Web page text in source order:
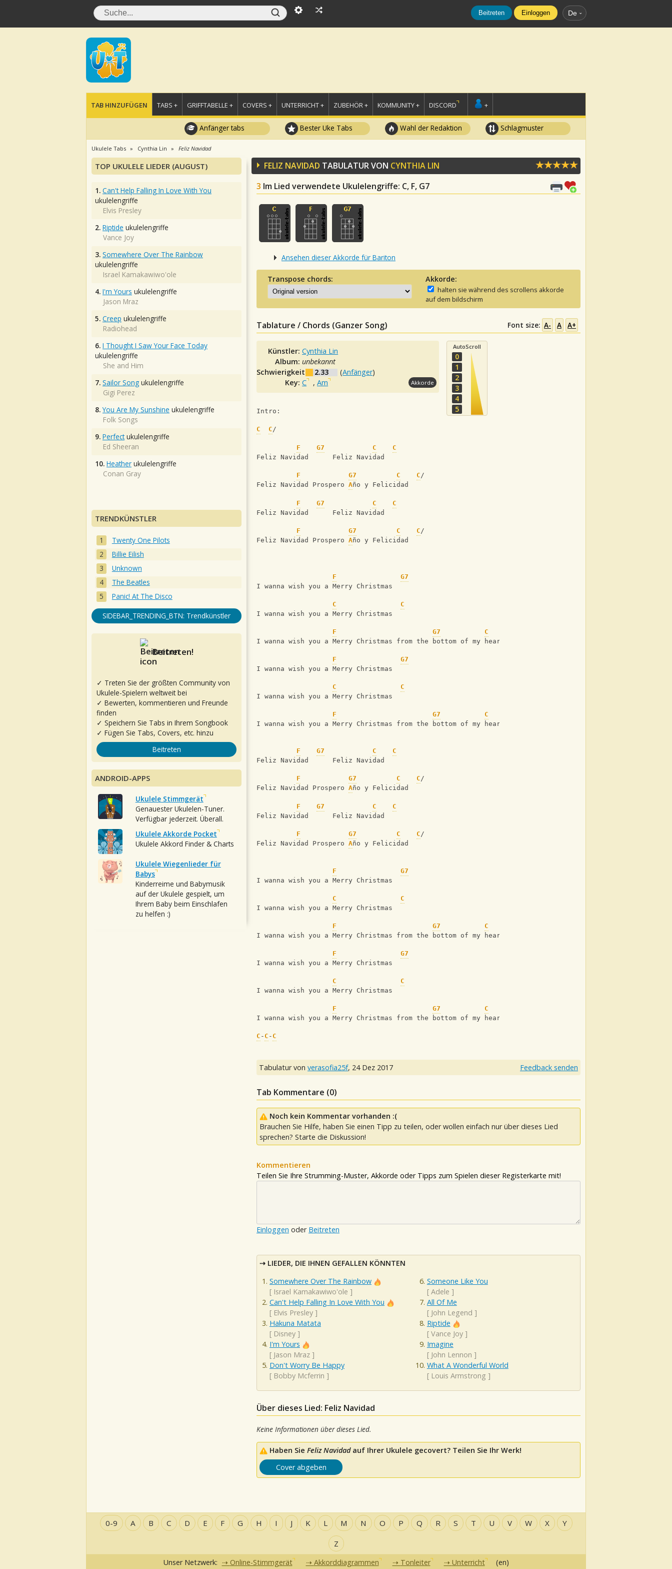
Beitreten Einloggen De
TAB HINZUFÜGEN TABS + GRIFFTABELLE + COVERS + UNTERRICHT + ZUBEHÖR + KOMMUNITY + DISCORD +
Anfänger tabs Bester Uke Tabs Wahl der Redaktion Schlagmuster
Ukulele Tabs Cynthia Lin Feliz Navidad
FELIZ NAVIDAD TABULATUR VON CYNTHIA LIN
3 Im Lied verwendete Ukulelengriffe: C, F, G7
Ansehen dieser Akkorde für Bariton
Transpose chords: Akkorde:
halten sie während des scrollens akkorde
auf dem bildschirm
Tablature / Chords (Ganzer Song) Font size: A- A A+
Künstler:Cynthia Lin
Album:unbekannt
Schwierigkeit:
2.33 (Anfänger)
Key:C ,Am Akkorde
AutoScroll
0
1
2
3
4
5
Intro:
C C/
F G7 C
C
Feliz Navidad      Feliz Navidad
F G7 C C/
Feliz Navidad Prospero Año y Felicidad
F G7 C
C
Feliz Navidad      Feliz Navidad
F G7 C C/
Feliz Navidad Prospero Año y Felicidad
F
G7
I wanna wish you a Merry Christmas
C
C
I wanna wish you a Merry Christmas
F G7 C
I wanna wish you a Merry Christmas from the bottom of my heart
F
G7
I wanna wish you a Merry Christmas
C
C
I wanna wish you a Merry Christmas
F G7 C
I wanna wish you a Merry Christmas from the bottom of my heart
F G7 C
C
Feliz Navidad      Feliz Navidad
F G7 C C/
Feliz Navidad Prospero Año y Felicidad
F G7 C
C
Feliz Navidad      Feliz Navidad
F G7 C C/
Feliz Navidad Prospero Año y Felicidad
F
G7
I wanna wish you a Merry Christmas
C
C
I wanna wish you a Merry Christmas
F G7 C
I wanna wish you a Merry Christmas from the bottom of my heart
F
G7
I wanna wish you a Merry Christmas
C
C
I wanna wish you a Merry Christmas
F G7 C
I wanna wish you a Merry Christmas from the bottom of my heart
C - C - C
Tabulatur von verasofia25f, 24 Dez 2017 Feedback senden
Tab Kommentare (0)
Noch kein Kommentar vorhanden :(
Brauchen Sie Hilfe, haben Sie einen Tipp zu teilen, oder wollen einfach nur über dieses Lied
sprechen? Starte die Diskussion!
Kommentieren
Teilen Sie Ihre Strumming-Muster, Akkorde oder Tipps zum Spielen dieser Registerkarte mit!
Einloggen oder Beitreten
LIEDER, DIE IHNEN GEFALLEN KÖNNTEN
Somewhere Over The Rainbow
[ Israel Kamakawiwo'ole ]
Can't Help Falling In Love With You
[ Elvis Presley ]
Hakuna Matata
[ Disney ]
I'm Yours
[ Jason Mraz ]
Don't Worry Be Happy
[ Bobby Mcferrin ]
Someone Like You
[ Adele ]
All Of Me
[ John Legend ]
Riptide
[ Vance Joy]
Imagine
[ John Lennon ]
What A Wonderful World
[ Louis Armstrong ]
Über dieses Lied: Feliz Navidad
Keine Informationen über dieses Lied.
Haben Sie Feliz Navidadauf Ihrer Ukulele gecovert? Teilen Sie Ihr Werk!
Cover abgeben
TOP UKULELE LIEDER (AUGUST)
1. Can't Help Falling In Love With You
ukulelengriffe
Elvis Presley
2. Riptide ukulelengriffe
Vance Joy
3. Somewhere Over The Rainbow
ukulelengriffe
Israel Kamakawiwo'ole
4. I'm Yours ukulelengriffe
Jason Mraz
5. Creep ukulelengriffe
Radiohead
6. I Thought I Saw Your Face Today
ukulelengriffe
She and Him
7. Sailor Song ukulelengriffe
Gigi Perez
8. You Are My Sunshine ukulelengriffe
Folk Songs
9. Perfectukulelengriffe
Ed Sheeran
10. Heather ukulelengriffe
Conan Gray
TRENDKÜNSTLER
Twenty One Pilots
Billie Eilish
Unknown
The Beatles
Panic! At The Disco
SIDEBAR_TRENDING_BTN: Trendkünstler
Beitreten!
✓ Treten Sie der größten Community von
Ukulele-Spielern weltweit bei
✓ Bewerten, kommentieren und Freunde
finden
✓ Speichern Sie Tabs in Ihrem Songbook
✓ Fügen Sie Tabs, Covers, etc. hinzu
Beitreten
ANDROID-APPS
Ukulele Stimmgerät
Genauester Ukulelen-Tuner.
Verfügbar jederzeit. Überall.
Ukulele Akkorde Pocket
Ukulele Akkord Finder & Charts
Ukulele Wiegenlieder für
Babys
Kinderreime und Babymusik
auf der Ukulele gespielt, um
Ihrem Baby beim Einschlafen
zu helfen :)
0-9 A B C D E F G H I J K L M N O P Q R S T U V W X Y
Z
Unser Netzwerk: Online-Stimmgerät Akkorddiagrammen Tonleiter Unterricht (en)